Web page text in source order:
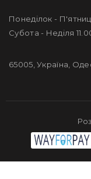
Понеділок -
Субота - Неділя
65005, Україна,